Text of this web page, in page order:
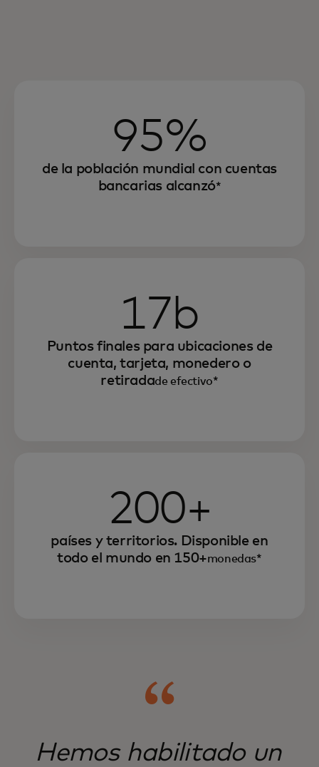
Mastercard Move atiende a mercados de
personas de todo el mundo.
95%
de la población mundial con cuentas
bancarias alcanzó*
17b
Puntos finales para ubicaciones de
cuenta, tarjeta, monedero o
retiradade efectivo*
200+
países y territorios. Disponible en
todo el mundo en 150+monedas*
Hemos habilitado un